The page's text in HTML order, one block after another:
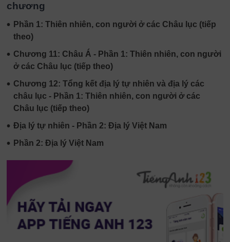
chương
• Phần 1: Thiên nhiên, con người ở các Châu lục (tiếp
theo)
• Chương 11: Châu Á - Phần 1: Thiên nhiên, con người
ở các Châu lục (tiếp theo)
• Chương 12: Tổng kết địa lý tự nhiên và địa lý các
châu lục - Phần 1: Thiên nhiên, con người ở các
Châu lục (tiếp theo)
• Địa lý tự nhiên - Phần 2: Địa lý Việt Nam
• Phần 2: Địa lý Việt Nam